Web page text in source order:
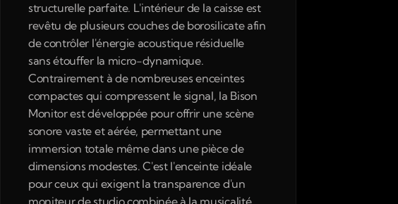
structurelle parfaite. L'intérieur de la caisse est
revêtu de plusieurs couches de borosilicate afin
de contrôler l'énergie acoustique résiduelle
sans étouffer la micro-dynamique.
Contrairement à de nombreuses enceintes
compactes qui compressent le signal, la Bison
Monitor est développée pour offrir une scène
sonore vaste et aérée, permettant une
immersion totale même dans une pièce de
dimensions modestes. C'est l'enceinte idéale
pour ceux qui exigent la transparence d'un
moniteur de studio combinée à la musicalité